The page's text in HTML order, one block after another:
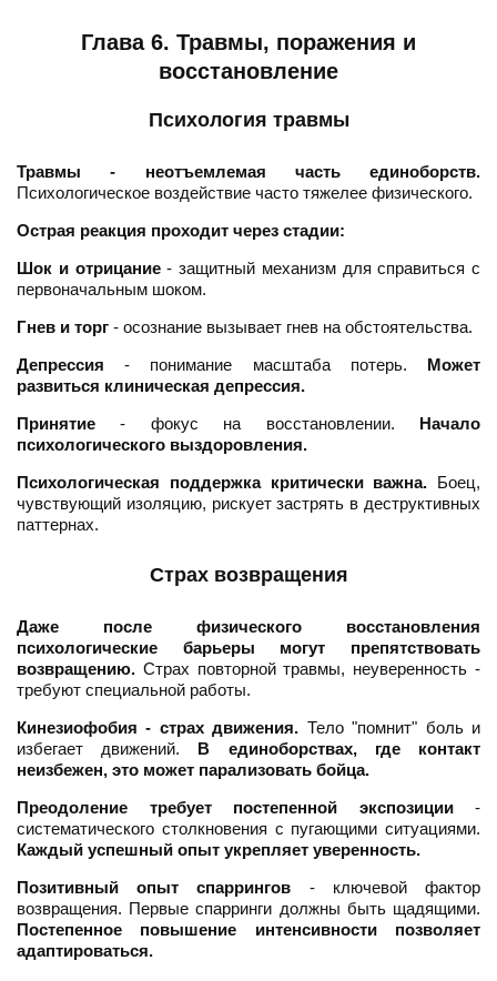
Глава 6. Травмы, поражения и
восстановление
Психология травмы
Травмы - неотъемлемая часть единоборств.
Психологическое воздействие часто тяжелее физического.
Острая реакция проходит через стадии:
Шок и отрицание- защитный механизм для справиться с
первоначальным шоком.
Гнев и торг - осознание вызывает гнев на обстоятельства.
Депрессия - понимание масштаба потерь. Может
развиться клиническая депрессия.
Принятие - фокус на восстановлении. Начало
психологического выздоровления.
Психологическая поддержка критически важна. Боец,
чувствующий изоляцию, рискует застрять в деструктивных
паттернах.
Страх возвращения
Даже после физического восстановления
психологические барьеры могут препятствовать
возвращению. Страх повторной травмы, неуверенность -
требуют специальной работы.
Кинезиофобия - страх движения. Тело "помнит" боль и
избегает движений. В единоборствах, где контакт
неизбежен, это может парализовать бойца.
Преодоление требует постепенной экспозиции-
систематического столкновения с пугающими ситуациями.
Каждый успешный опыт укрепляет уверенность.
Позитивный опыт спаррингов - ключевой фактор
возвращения. Первые спарринги должны быть щадящими.
Постепенное повышение интенсивности позволяет
адаптироваться.